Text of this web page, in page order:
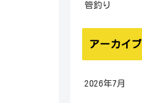
管釣り
アーカイブ
2026年7月